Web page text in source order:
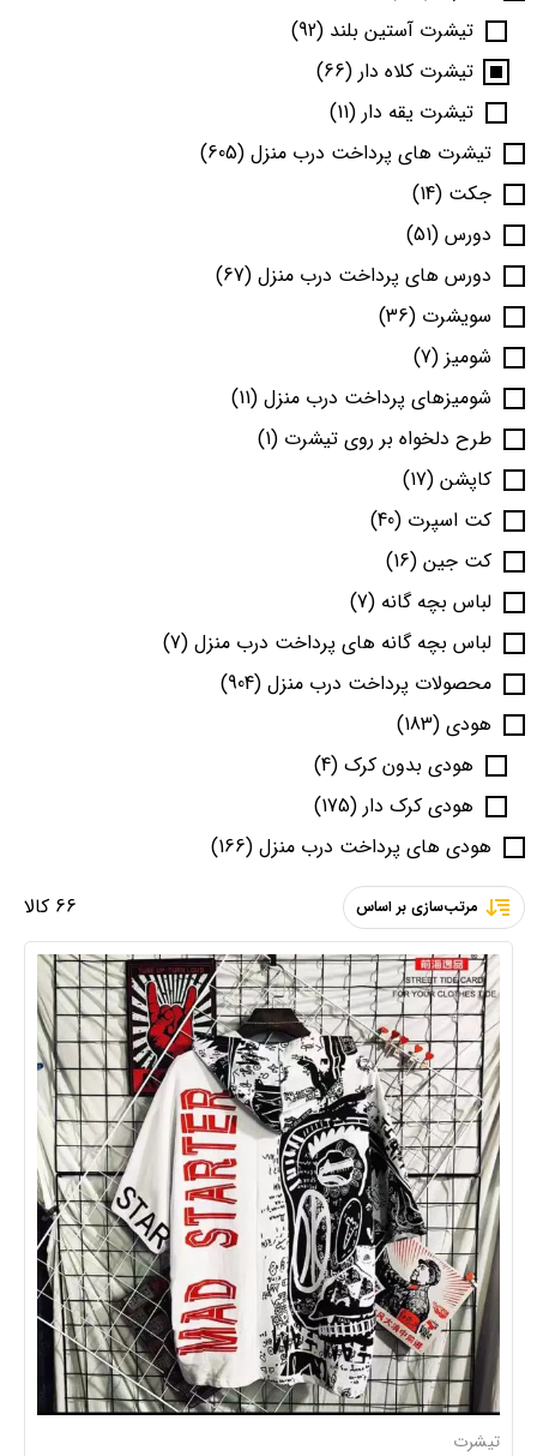
تیشرت آستین بلند (92)
تیشرت کلاه دار (66)
تیشرت یقه دار (11)
تیشرت های پرداخت درب منزل (605)
جکت (14)
دورس (51)
دورس های پرداخت درب منزل (67)
سویشرت (36)
شومیز (7)
شومیزهای پرداخت درب منزل (11)
طرح دلخواه بر روی تیشرت (1)
کاپشن (17)
کت اسپرت (40)
کت جین (16)
لباس بچه گانه (7)
لباس بچه گانه های پرداخت درب منزل (7)
محصولات پرداخت درب منزل (904)
هودی (183)
هودی بدون کرک (4)
هودی کرک دار (175)
هودی های پرداخت درب منزل (166)
66 کالا
مرتب‌سازی بر اساس
تیشرت